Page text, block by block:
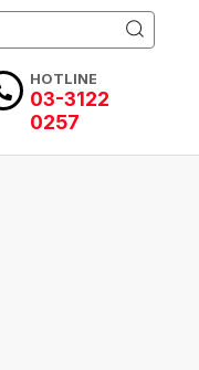
HOTLINE
03-3122
0257